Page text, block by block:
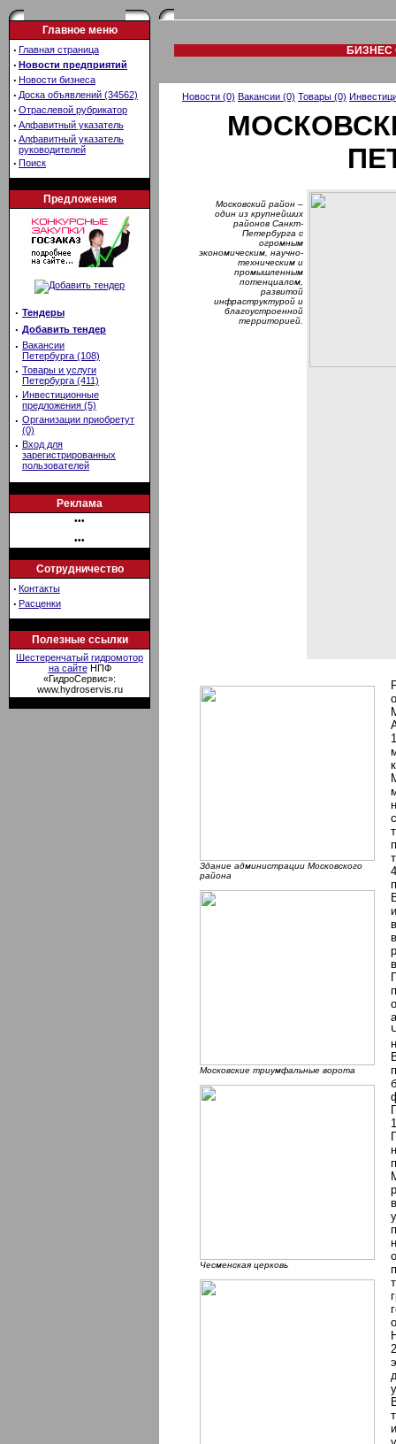
Главное меню
· Главная страница
· Новости предприятий
· Новости бизнеса
· Доска объявлений (34562)
· Отраслевой рубрикатор
· Алфавитный указатель
· Алфавитный указатель
руководителей
· Поиск
Предложения
· Тендеры
· Добавить тендер
· Вакансии
Петербурга (108)
· Товары и услуги
Петербурга (411)
· Инвестиционные
предложения (5)
· Организации приобретут
(0)
· Вход для
зарегистрированных
пользователей
Реклама
•••
•••
Сотрудничество
· Контакты
· Расценки
Полезные ссылки
Шестеренчатый гидромотор
на сайтеНПФ
«ГидроСервис»:
www.hydroservis.ru
БИЗНЕС
Новости (0) Вакансии (0) Товары (0)
Московский район –
один из крупнейших
районов Санкт-
Петербурга с
огромным
экономическим, научно-
техническим и
промышленным
потенциалом,
развитой
инфраструктурой и
благоустроенной
территорией.
Здание администрации Московского
района
Московские триумфальные ворота
Чесменская церковь